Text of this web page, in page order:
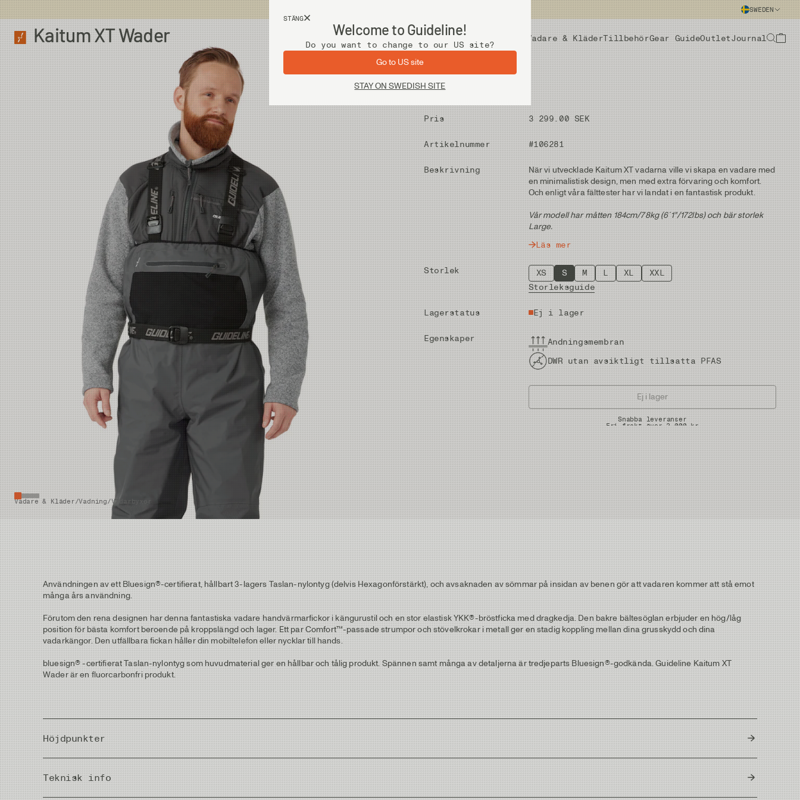
STÄNG
Welcome to Guideline!
Do you want to change to our US site?
Go to US site
STAY ON SWEDISH SITE
SWEDEN
Kaitum XT Wader Vadare & KläderTillbehörGear GuideOutletJournal
Vadare & Kläder/Vadning/Vadarbyxor
Pris 3 299.00 SEK
Artikelnummer #106281
Beskrivning
När vi utvecklade Kaitum XT vadarna ville vi skapa en vadare med
en minimalistisk design, men med extra förvaring och komfort.
Och enligt våra fälttester har vi landat i en fantastisk produkt.
Vår modell har måtten 184cm/78kg (6´1"/172lbs) och bär storlek
Large.
Läs mer
Storlek XS S M L XL
XXL
Storleksguide
Lagerstatus Ej i lager
Egenskaper
Andningsmembran
DWR utan avsiktligt tillsatta PFAS
Ej i lager
Snabba leveranser
Fri frakt över 2.000 kr
Användningen av ett Bluesign®-certifierat, hållbart 3-lagers Taslan-nylontyg (delvis Hexagonförstärkt), och avsaknaden av sömmar på insidan av benen gör att vadaren kommer att stå emot
många års användning.
Förutom den rena designen har denna fantastiska vadare handvärmarfickor i kängurustil och en stor elastisk YKK®-bröstficka med dragkedja. Den bakre bältesöglan erbjuder en hög/låg
position för bästa komfort beroende på kroppslängd och lager. Ett par Comfort™-passade strumpor och stövelkrokar i metall ger en stadig koppling mellan dina grusskydd och dina
vadarkängor. Den utfällbara fickan håller din mobiltelefon eller nycklar till hands.
bluesign® -certifierat Taslan-nylontyg som huvudmaterial ger en hållbar och tålig produkt. Spännen samt många av detaljerna är tredjeparts Bluesign®-godkända. Guideline Kaitum XT
Wader är en fluorcarbonfri produkt.
Höjdpunkter
Elastiska och justerbara hängslen
Stor bröstficka i elastisk mesh med YKK®-dragkedja
Handvärmarficka i kängurustil
Teknisk info